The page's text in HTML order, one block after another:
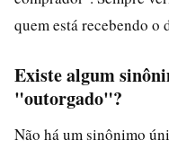
quem está recebendo o
Existe algum
"outorgado"?
Não há um sinônimo